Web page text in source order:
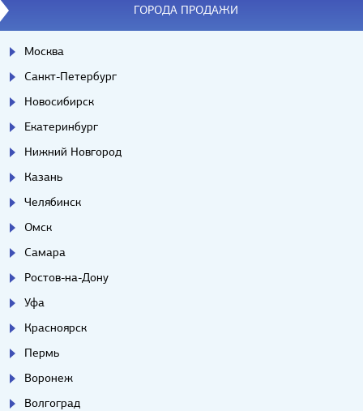
ГОРОДА ПРОДАЖИ
Москва
Санкт-Петербург
Новосибирск
Екатеринбург
Нижний Новгород
Казань
Челябинск
Омск
Самара
Ростов-на-Дону
Уфа
Красноярск
Пермь
Воронеж
Волгоград